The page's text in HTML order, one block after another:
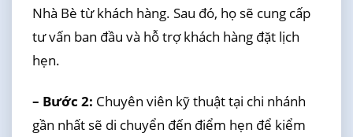
Nhà Bè từ khách hàng. Sau đó, họ sẽ cung cấp
tư vấn ban đầu và hỗ trợ khách hàng đặt lịch
hẹn.
– Bước 2: Chuyên viên kỹ thuật tại chi nhánh
gần nhất sẽ di chuyển đến điểm hẹn để kiểm